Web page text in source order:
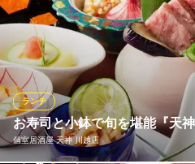
明治11年創業以来、川越で江戸前
し続ける当店。生粋の江戸前「に
店として営業を行っております。
人の技で握る鮨は、まさに至福の
て握らせていただきますので、ど
い。
川越 幸すし
お寿司と小鉢で旬を堪能『天
個室居酒屋 天神 川越店
ランチ